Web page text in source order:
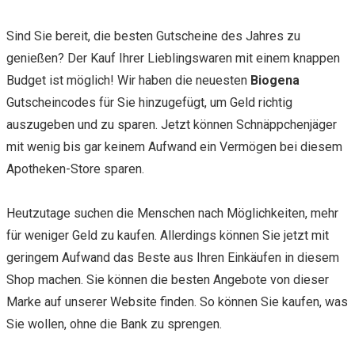
Sind Sie bereit, die besten Gutscheine des Jahres zu
genießen? Der Kauf Ihrer Lieblingswaren mit einem knappen
Budget ist möglich! Wir haben die neuesten Biogena
Gutscheincodes für Sie hinzugefügt, um Geld richtig
auszugeben und zu sparen. Jetzt können Schnäppchenjäger
mit wenig bis gar keinem Aufwand ein Vermögen bei diesem
Apotheken-Store sparen.
Heutzutage suchen die Menschen nach Möglichkeiten, mehr
für weniger Geld zu kaufen. Allerdings können Sie jetzt mit
geringem Aufwand das Beste aus Ihren Einkäufen in diesem
Shop machen. Sie können die besten Angebote von dieser
Marke auf unserer Website finden. So können Sie kaufen, was
Sie wollen, ohne die Bank zu sprengen.